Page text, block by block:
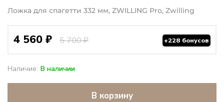
Наличие: В наличии
Ложка для спагетти 332 мм, ZWILLING Pro, Zwilling
4 560 ₽ 5 700 ₽ +228 бонусов
В корзину